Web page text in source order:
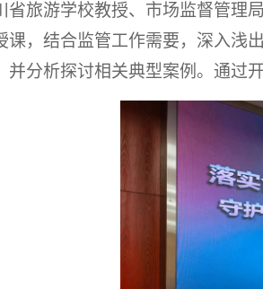
省旅游学校教授、市场监督管理
课，结合监管工作需要，深入浅
并分析探讨相关典型案例。通过